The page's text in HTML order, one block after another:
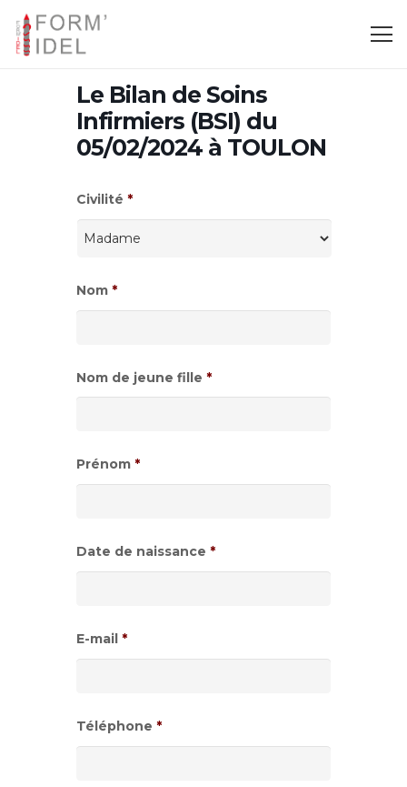
Le Bilan de Soins
Infirmiers (BSI) du
05/02/2024 à TOULON
Civilité *
Nom *
Nom de jeune fille *
Prénom *
Date de naissance *
de
date
MM
E-mail *
Téléphone *